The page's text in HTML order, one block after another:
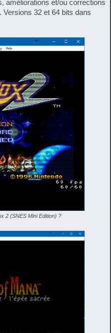
améliorations et/ou corrections
. Versions 32 et 64 bits dans
2 (SNES Mini Edition) ?